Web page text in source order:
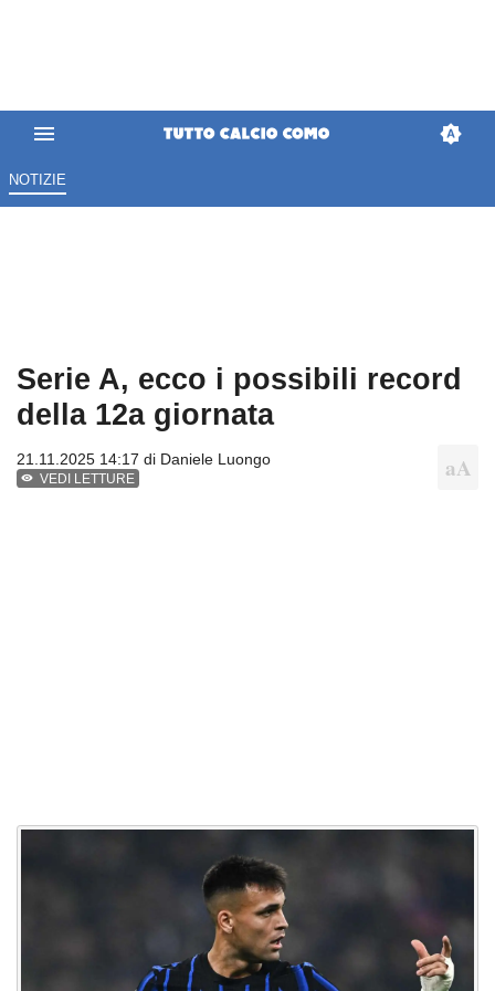
NOTIZIE
Serie A, ecco i possibili record
della 12a giornata
21.11.2025 14:17 di Daniele Luongo
VEDI LETTURE